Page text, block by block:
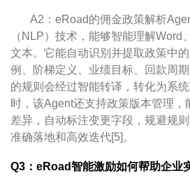
A2：eRoad的佣金政策解析
（NLP）技术，能够智能理解Word
文本。它能自动识别并提取政策中
例、阶梯定义、业绩目标、回款周
的规则会经过智能转译，转化为系
时，该Agent还支持政策版本管理，
差异，自动标注变更字段，规避规
准确落地和高效迭代[5]。
Q3：eRoad智能激励如何帮助企业